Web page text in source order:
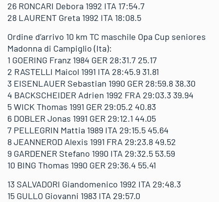
26 RONCARI Debora 1992 ITA 17:54.7
28 LAURENT Greta 1992 ITA 18:08.5
Ordine d’arrivo 10 km TC maschile Opa Cup seniores
Madonna di Campiglio (Ita):
1 GOERING Franz 1984 GER 28:31.7 25.17
2 RASTELLI Maicol 1991 ITA 28:45.9 31.81
3 EISENLAUER Sebastian 1990 GER 28:59.8 38.30
4 BACKSCHEIDER Adrien 1992 FRA 29:03.3 39.94
5 WICK Thomas 1991 GER 29:05.2 40.83
6 DOBLER Jonas 1991 GER 29:12.1 44.05
7 PELLEGRIN Mattia 1989 ITA 29:15.5 45.64
8 JEANNEROD Alexis 1991 FRA 29:23.8 49.52
9 GARDENER Stefano 1990 ITA 29:32.5 53.59
10 BING Thomas 1990 GER 29:36.4 55.41
13 SALVADORI Giandomenico 1992 ITA 29:48.3
15 GULLO Giovanni 1983 ITA 29:57.0